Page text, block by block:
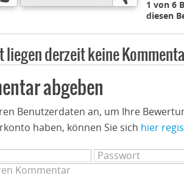
1 von 6
diesen
liegen derzeit keine
abgeben
Benutzerdaten an, um Ihre
haben, können Sie sich hier